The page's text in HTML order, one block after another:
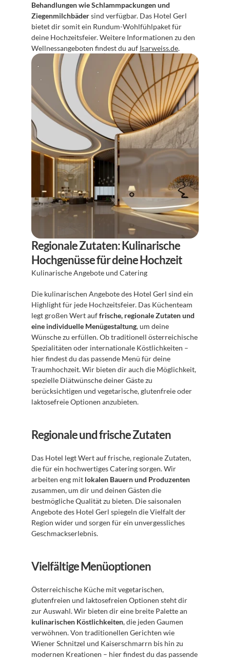
Behandlungen wie Schlammpackungen und
Ziegenmilchbäder sind verfügbar. Das Hotel Gerl
bietet dir somit ein Rundum-Wohlfühlpaket für
deine Hochzeitsfeier. Weitere Informationen zu den
Wellnessangeboten findest du auf Isarweiss.de.
Regionale Zutaten: Kulinarische
Hochgenüsse für deine Hochzeit
Kulinarische Angebote und Catering
Die kulinarischen Angebote des Hotel Gerl sind ein
Highlight für jede Hochzeitsfeier. Das Küchenteam
legt großen Wert auf frische, regionale Zutaten und
eine individuelle Menügestaltung, um deine
Wünsche zu erfüllen. Ob traditionell österreichische
Spezialitäten oder internationale Köstlichkeiten –
hier findest du das passende Menü für deine
Traumhochzeit. Wir bieten dir auch die Möglichkeit,
spezielle Diätwünsche deiner Gäste zu
berücksichtigen und vegetarische, glutenfreie oder
laktosefreie Optionen anzubieten.
Regionale und frische Zutaten
Das Hotel legt Wert auf frische, regionale Zutaten,
die für ein hochwertiges Catering sorgen. Wir
arbeiten eng mit lokalen Bauern und Produzenten
zusammen, um dir und deinen Gästen die
bestmögliche Qualität zu bieten. Die saisonalen
Angebote des Hotel Gerl spiegeln die Vielfalt der
Region wider und sorgen für ein unvergessliches
Geschmackserlebnis.
Vielfältige Menüoptionen
Österreichische Küche mit vegetarischen,
glutenfreien und laktosefreien Optionen steht dir
kulinarischen Köstlichkeiten, die jeden Gaumen
verwöhnen. Von traditionellen Gerichten wie
Wiener Schnitzel und Kaiserschmarrn bis hin zu
modernen Kreationen – hier findest du das passende